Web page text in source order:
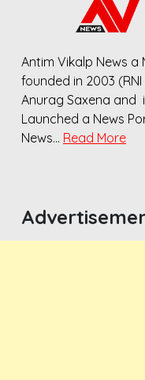
Antim Vikalp News a
founded in 2003 (RNI
Anurag Saxena and
Launched a News
News… Read More